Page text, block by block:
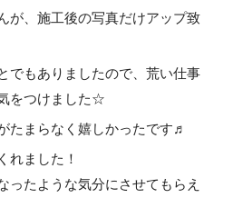
が、施工後の写真だけアップ致
でもありましたので、荒い仕事
をつけました☆
たまらなく嬉しかったです♬
れました！
ったような気分にさせてもらえ